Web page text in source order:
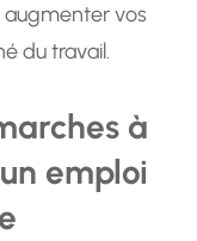
vos
du travail.
à
emploi